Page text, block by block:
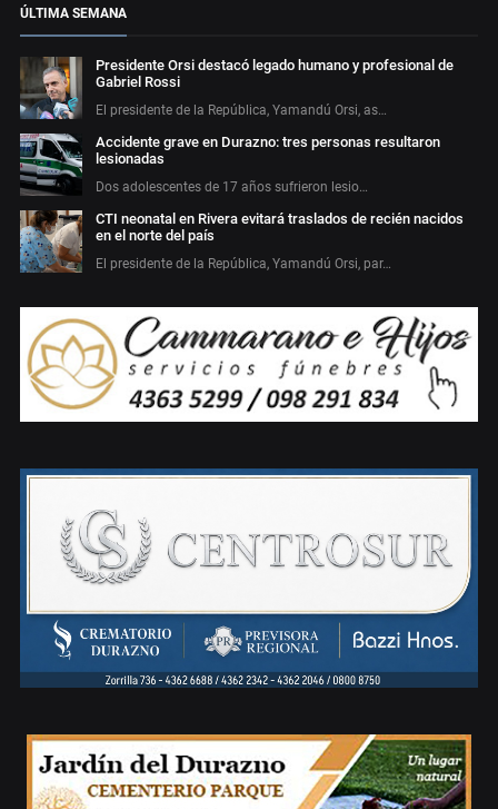
ÚLTIMA SEMANA
Presidente Orsi destacó legado humano y profesional de
Gabriel Rossi
El presidente de la República, Yamandú Orsi, as…
Accidente grave en Durazno: tres personas resultaron
lesionadas
Dos adolescentes de 17 años sufrieron lesio…
CTI neonatal en Rivera evitará traslados de recién nacidos
en el norte del país
El presidente de la República, Yamandú Orsi, par…